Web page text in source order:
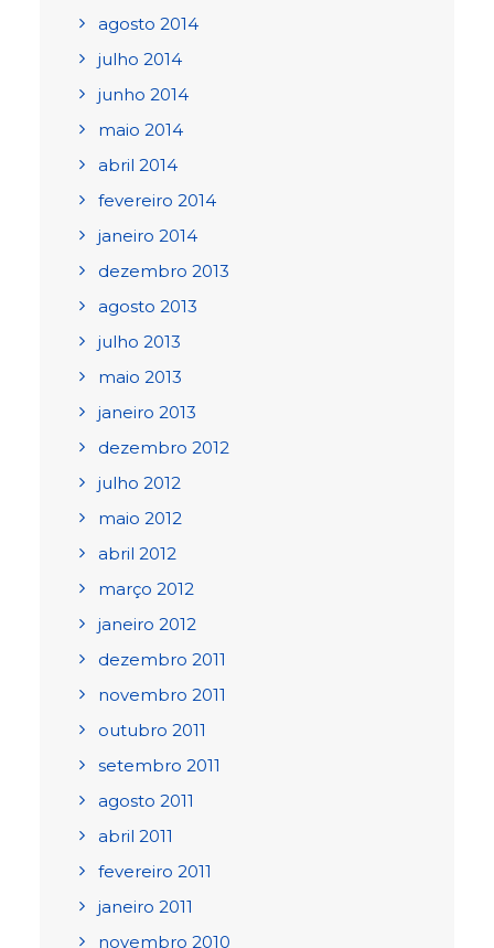
agosto 2014
julho 2014
junho 2014
maio 2014
abril 2014
fevereiro 2014
janeiro 2014
dezembro 2013
agosto 2013
julho 2013
maio 2013
janeiro 2013
dezembro 2012
julho 2012
maio 2012
abril 2012
março 2012
janeiro 2012
dezembro 2011
novembro 2011
outubro 2011
setembro 2011
agosto 2011
abril 2011
fevereiro 2011
janeiro 2011
novembro 2010